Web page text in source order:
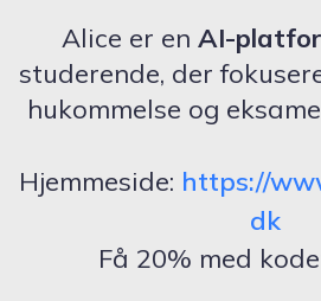
Alice er en AI-
studerende, der
hukommelse og
Hjemmeside: https://
dk
Få 20% med